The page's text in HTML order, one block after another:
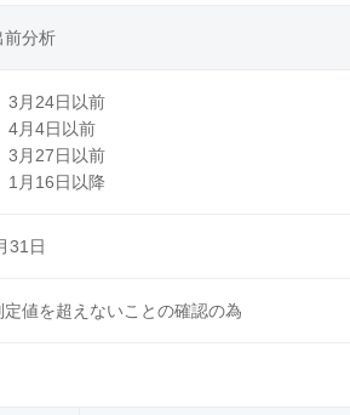
前分析
月24日以前
月4日以前
月27日以前
月16日以降
31日
値を超えないことの確認の為